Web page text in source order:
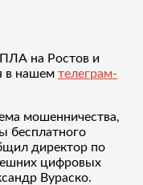
на Ростов и
в нашем телеграм-
мошенничества,
бесплатного
директор по
цифровых
Вураско.